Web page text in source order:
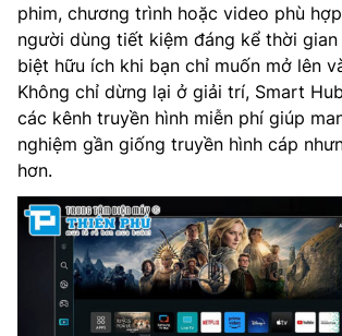
phim, chương trình hoặc video phù
người dùng tiết kiệm đáng kể thời
biệt hữu ích khi bạn chỉ muốn mở lên
Không chỉ dừng lại ở giải trí, Smart
các kênh truyền hình miễn phí giúp
nghiệm gần giống truyền hình cáp
hơn.